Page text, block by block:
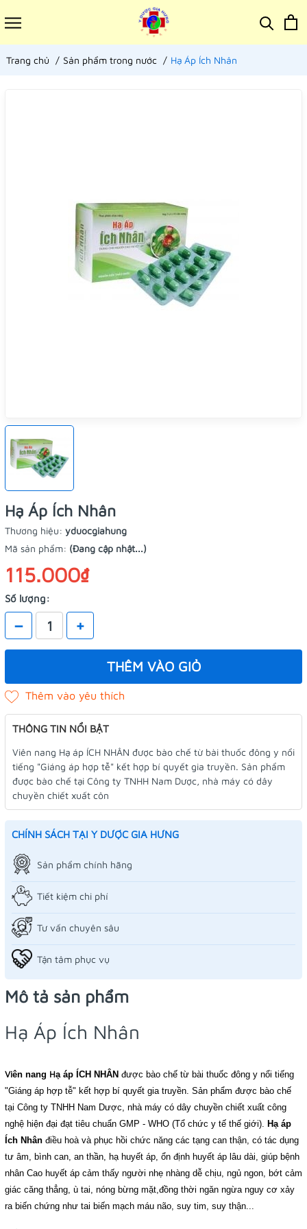
Trang chủ Sản phẩm trong nước Hạ Áp Ích Nhân
Hạ Áp Ích Nhân
Thương hiệu: yduocgiahung
Mã sản phẩm: (Đang cập nhật...)
115.000₫
Số lượng:
– +
THÊM VÀO GIỎ
THÔNG TIN NỔI BẬT
Viên nang Hạ áp ÍCH NHÂN được bào chế từ bài thuốc đông y nổi
tiếng "Giáng áp hợp tễ" kết hợp bí quyết gia truyền. Sản phẩm
được bào chế tại Công ty TNHH Nam Dược, nhà máy có dây
chuyền chiết xuất côn
CHÍNH SÁCH TẠI Y DƯỢC GIA HƯNG
Sản phẩm chính hãng
Tiết kiệm chi phí
Tư vấn chuyên sâu
Tận tâm phục vụ
Mô tả sản phẩm
Hạ Áp Ích Nhân
Viên nang Hạ áp ÍCH NHÂN được bào chế từ bài thuốc đông y nổi tiếng
"Giáng áp hợp tễ" kết hợp bí quyết gia truyền. Sản phẩm được bào chế
tại Công ty TNHH Nam Dược, nhà máy có dây chuyền chiết xuất công
nghệ hiện đại đạt tiêu chuẩn GMP - WHO (Tổ chức y tế thế giới). Hạ áp
Ích Nhân điều hoà và phục hồi chức năng các tạng can thận, có tác dụng
tư âm, bình can, an thần, hạ huyết áp, ổn định huyết áp l âu dài, giúp bệnh
nhân Cao huyết áp cảm thấy người nhẹ nhàng dễ chịu, ngủ ngon, bớt cảm
giác căng thẳng, ù tai, nóng bừng mặt,đồng thời ngăn ngừanguy cơ xảy
ra biến chứng như tai biến mạch máu não, suy tim, suy thận...